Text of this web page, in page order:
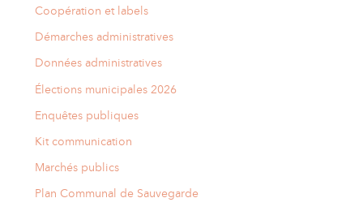
Coopération et labels
Démarches administratives
Données administratives
Élections municipales 2026
Enquêtes publiques
Kit communication
Marchés publics
Plan Communal de Sauvegarde